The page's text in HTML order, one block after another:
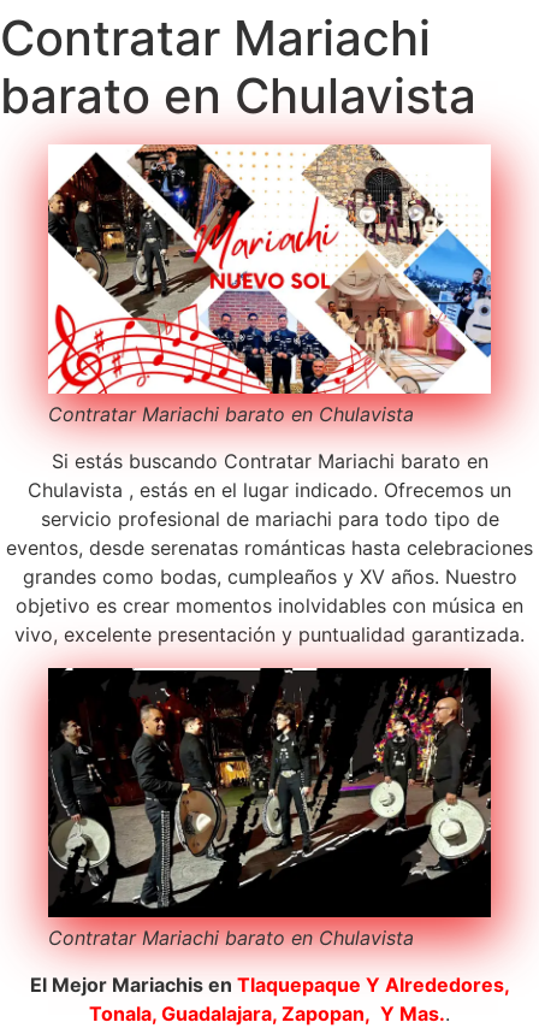
Contratar Mariachi
barato en Chulavista
Contratar Mariachi barato en Chulavista
Si estás buscando Contratar Mariachi barato en
Chulavista , estás en el lugar indicado. Ofrecemos un
servicio profesional de mariachi para todo tipo de
eventos, desde serenatas románticas hasta celebraciones
grandes como bodas, cumpleaños y XV años. Nuestro
objetivo es crear momentos inolvidables con música en
vivo, excelente presentación y puntualidad garantizada.
Contratar Mariachi barato en Chulavista
El Mejor Mariachis en Tlaquepaque Y Alrededores,
Tonala, Guadalajara, Zapopan, Y Mas..